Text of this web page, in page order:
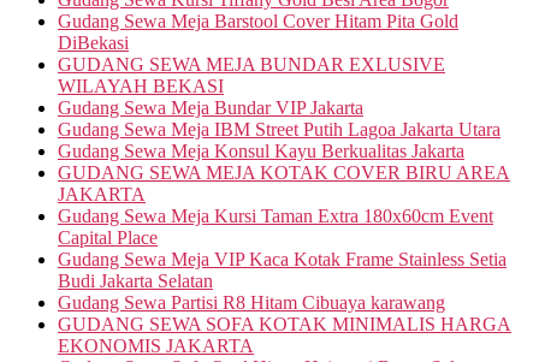
Gudang Sewa Meja Barstool Cover Hitam Pita Gold
DiBekasi
GUDANG SEWA MEJA BUNDAR EXLUSIVE
WILAYAH BEKASI
Gudang Sewa Meja Bundar VIP Jakarta
Gudang Sewa Meja IBM Street Putih Lagoa Jakarta Utara
Gudang Sewa Meja Konsul Kayu Berkualitas Jakarta
GUDANG SEWA MEJA KOTAK COVER BIRU AREA
JAKARTA
Gudang Sewa Meja Kursi Taman Extra 180x60cm Event
Capital Place
Gudang Sewa Meja VIP Kaca Kotak Frame Stainless Setia
Budi Jakarta Selatan
Gudang Sewa Partisi R8 Hitam Cibuaya karawang
GUDANG SEWA SOFA KOTAK MINIMALIS HARGA
EKONOMIS JAKARTA